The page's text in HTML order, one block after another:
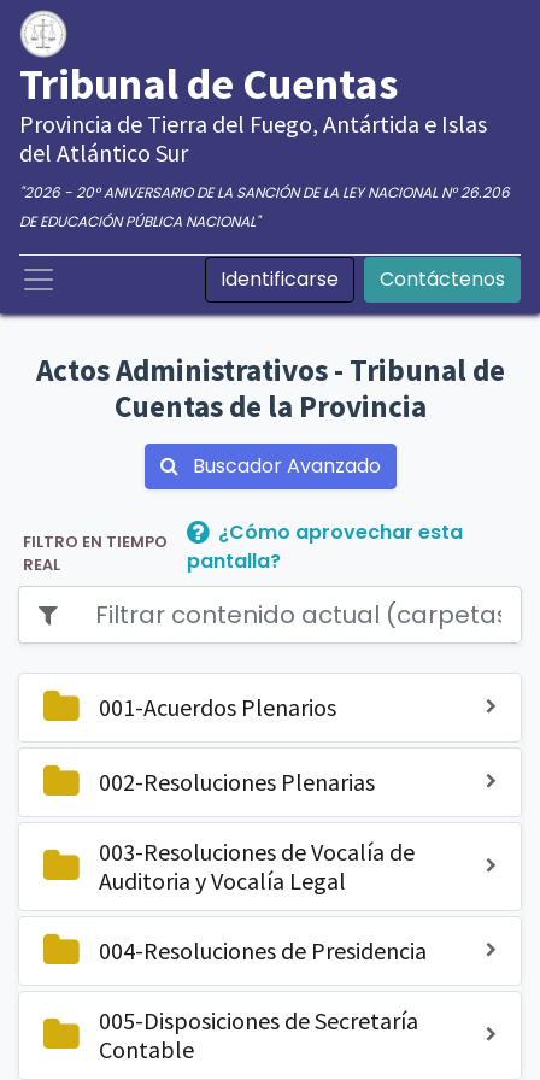
Tribunal de Cuentas
Provincia de Tierra del Fuego, Antártida e Islas
del Atlántico Sur
"2026 - 20° ANIVERSARIO DE LA SANCIÓN DE LA LEY NACIONAL N° 26.206
DE EDUCACIÓN PÚBLICA NACIONAL"
Identificarse Contáctenos
Actos Administrativos - Tribunal de
Cuentas de la Provincia
Buscador Avanzado
FILTRO EN TIEMPO
REAL
¿Cómo aprovechar esta
pantalla?
001-Acuerdos Plenarios
002-Resoluciones Plenarias
003-Resoluciones de Vocalía de
Auditoria y Vocalía Legal
004-Resoluciones de Presidencia
005-Disposiciones de Secretaría
Contable